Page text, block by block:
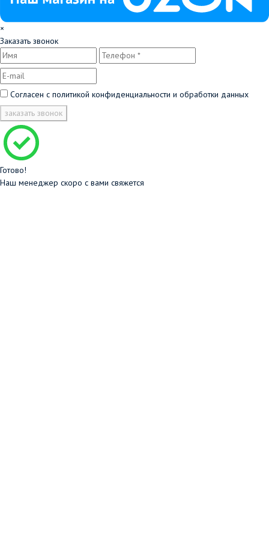
×
Заказать звонок
Согласен с политикой конфиденциальности и обработки данных
заказать звонок
Готово!
Наш менеджер скоро с вами свяжется